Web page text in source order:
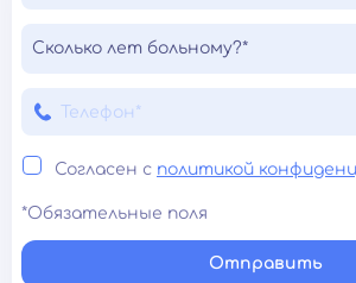
Сколько лет больному?*
Согласен с политикой
*Обязательные поля
Отправить